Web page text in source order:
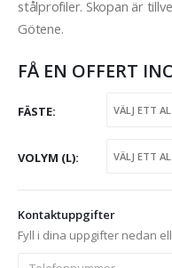
stålprofiler. Skopan är
Götene.
FÅ EN OFFERT
FÄSTE
VOLYM (L)
Kontaktuppgifter
Fyll i dina uppgifter nedan